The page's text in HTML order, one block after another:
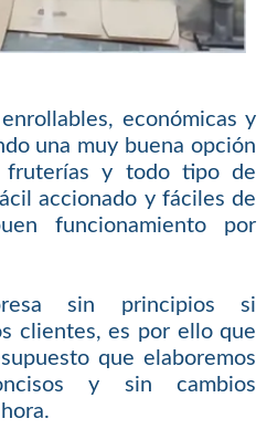
económicas y
una muy buena opción
fruterías y todo tipo de
accionado y fáciles de
funcionamiento por
sin principios si
clientes, es por ello que
que elaboremos
y sin cambios